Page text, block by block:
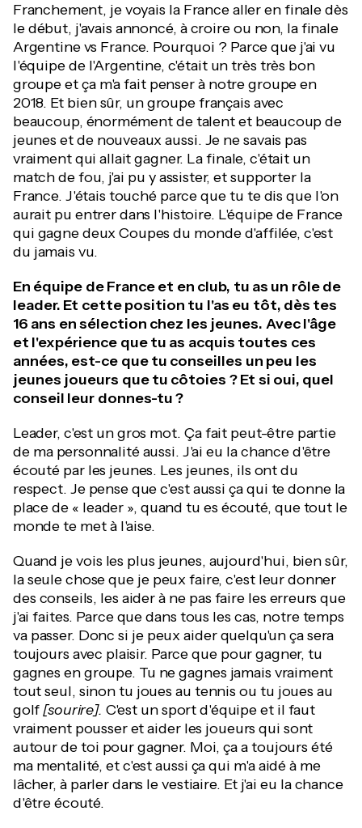
Franchement, je voyais la France aller en finale dès
le début, j'avais annoncé, à croire ou non, la finale
Argentine vs France. Pourquoi ? Parce que j'ai vu
l'équipe de l'Argentine, c'était un très très bon
groupe et ça m'a fait penser à notre groupe en
2018. Et bien sûr, un groupe français avec
beaucoup, énormément de talent et beaucoup de
jeunes et de nouveaux aussi. Je ne savais pas
vraiment qui allait gagner. La finale, c'était un
match de fou, j'ai pu y assister, et supporter la
France. J'étais touché parce que tu te dis que l'on
aurait pu entrer dans l'histoire. L'équipe de France
qui gagne deux Coupes du monde d'affilée, c'est
du jamais vu.
En équipe de France et en club, tu as un rôle de
leader. Et cette position tu l'as eu tôt, dès tes
16 ans en sélection chez les jeunes. Avec l'âge
et l'expérience que tu as acquis toutes ces
années, est-ce que tu conseilles un peu les
jeunes joueurs que tu côtoies ? Et si oui, quel
conseil leur donnes-tu ?
Leader, c'est un gros mot. Ça fait peut-être partie
de ma personnalité aussi. J'ai eu la chance d'être
écouté par les jeunes. Les jeunes, ils ont du
respect. Je pense que c'est aussi ça qui te donne la
place de « leader », quand tu es écouté, que tout le
monde te met à l'aise.
Quand je vois les plus jeunes, aujourd'hui, bien sûr,
la seule chose que je peux faire, c'est leur donner
des conseils, les aider à ne pas faire les erreurs que
j'ai faites. Parce que dans tous les cas, notre temps
va passer. Donc si je peux aider quelqu'un ça sera
toujours avec plaisir. Parce que pour gagner, tu
gagnes en groupe. Tu ne gagnes jamais vraiment
tout seul, sinon tu joues au tennis ou tu joues au
golf[sourire]. C'est un sport d'équipe et il faut
vraiment pousser et aider les joueurs qui sont
autour de toi pour gagner. Moi, ça a toujours été
ma mentalité, et c'est aussi ça qui m'a aidé à me
lâcher, à parler dans le vestiaire. Et j'ai eu la chance
d'être écouté.